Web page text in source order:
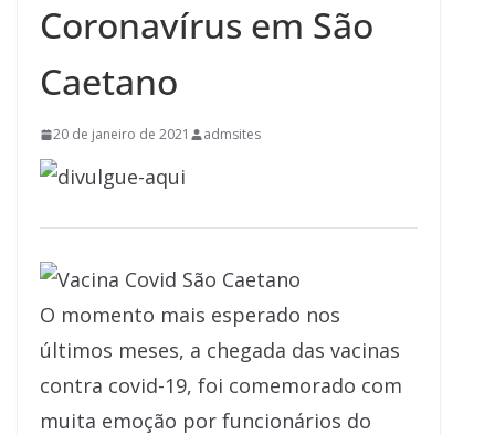
Coronavírus em São
Caetano
20 de janeiro de 2021 admsites
O momento mais esperado nos
últimos meses, a chegada das vacinas
contra covid-19, foi comemorado com
muita emoção por funcionários do